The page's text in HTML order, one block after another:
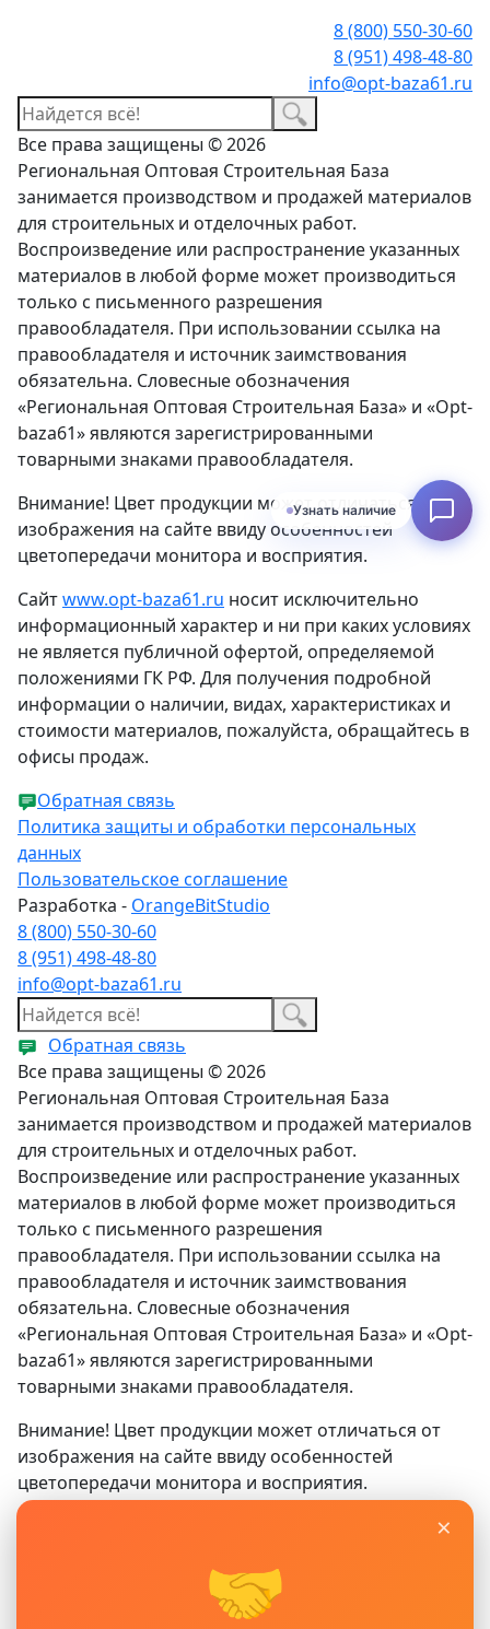
×
🤝
8 (800) 550-30-60
8 (951) 498-48-80
info@opt-baza61.ru
Все права защищены © 2026
Региональная Оптовая Строительная База
занимается производством и продажей материалов
для строительных и отделочных работ.
Воспроизведение или распространение указанных
материалов в любой форме может производиться
только с письменного разрешения
правообладателя. При использовании ссылка на
правообладателя и источник заимствования
обязательна. Словесные обозначения
«Региональная Оптовая Строительная База» и «Opt-
baza61» являются зарегистрированными
товарными знаками правообладателя.
Внимание! Цвет продукции может отличаться от
изображения на сайте ввиду особенностей
цветопередачи монитора и восприятия.
Сайтwww.opt-baza61.ru носит исключительно
информационный характер и ни при каких условиях
не является публичной офертой, определяемой
положениями ГК РФ. Для получения подробной
информации о наличии, видах, характеристиках и
стоимости материалов, пожалуйста, обращайтесь в
офисы продаж.
Обратная связь
Политика защиты и обработки персональных
данных
Пользовательское соглашение
Разработка - OrangeBitStudio
8 (800) 550-30-60
8 (951) 498-48-80
info@opt-baza61.ru
Обратная связь
Все права защищены © 2026
Региональная Оптовая Строительная База
занимается производством и продажей материалов
для строительных и отделочных работ.
Воспроизведение или распространение указанных
материалов в любой форме может производиться
только с письменного разрешения
правообладателя. При использовании ссылка на
правообладателя и источник заимствования
обязательна. Словесные обозначения
«Региональная Оптовая Строительная База» и «Opt-
baza61» являются зарегистрированными
товарными знаками правообладателя.
Внимание! Цвет продукции может отличаться от
изображения на сайте ввиду особенностей
цветопередачи монитора и восприятия.
не является публичной офертой, определяемой
положениями ГК РФ. Для получения подробной
Узнать наличие